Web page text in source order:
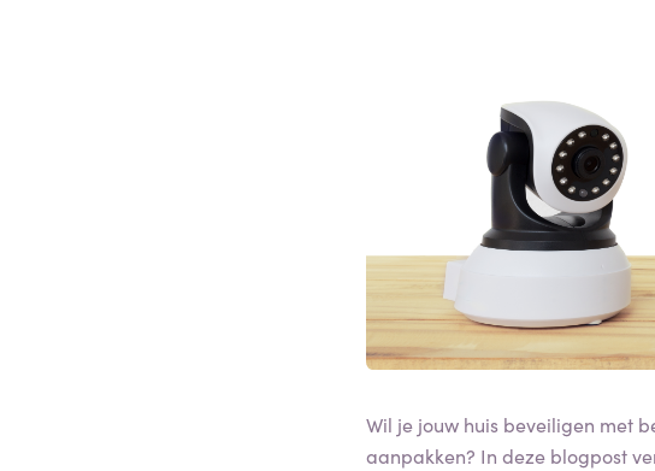
Wil je jouw huis beveiligen met
aanpakken? In deze blogpost